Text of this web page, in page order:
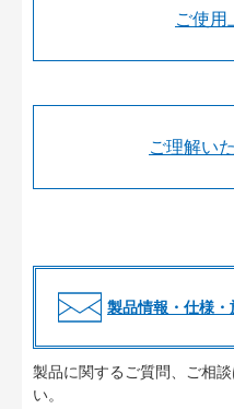
ご使用
ご理解い
製品情報・仕様・
製品に関するご質問、ご相
い。